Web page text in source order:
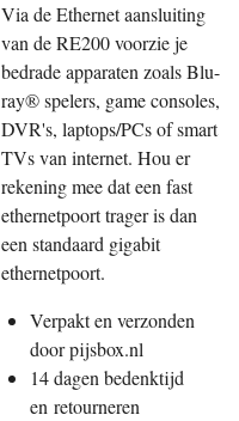
Via de Ethernet aansluiting
van de RE200 voorzie je
bedrade apparaten zoals Blu-
ray® spelers, game consoles,
DVR's, laptops/PCs of smart
TVs van internet. Hou er
rekening mee dat een fast
ethernetpoort trager is dan
een standaard gigabit
ethernetpoort.
Verpakt en verzonden
door pijsbox.nl
14 dagen bedenktijd
en retourneren